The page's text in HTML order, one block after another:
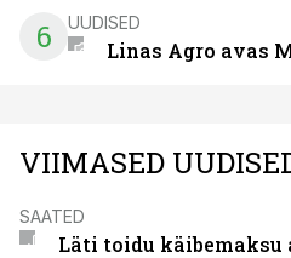
6 UUDISED
Linas Agro avas
VIIMASED
SAATED
Läti toidu